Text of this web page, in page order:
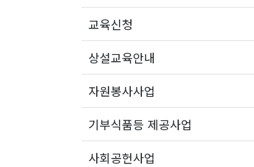
교육신청
상설교육안내
자원봉사사업
기부식품등 제공사업
사회공헌사업